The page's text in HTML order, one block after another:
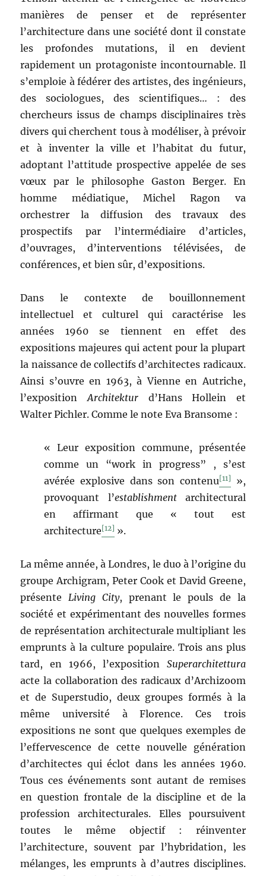
manières de penser et de représenter
l’architecture dans une société dont il constate
les profondes mutations, il en devient
rapidement un protagoniste incontournable. Il
s’emploie à fédérer des artistes, des ingénieurs,
des sociologues, des scientifiques… : des
chercheurs issus de champs disciplinaires très
divers qui cherchent tous à modéliser, à prévoir
et à inventer la ville et l’habitat du futur,
adoptant l’attitude prospective appelée de ses
vœux par le philosophe Gaston Berger. En
homme médiatique, Michel Ragon va
orchestrer la diffusion des travaux des
prospectifs par l’intermédiaire d’articles,
d’ouvrages, d’interventions télévisées, de
conférences, et bien sûr, d’expositions.
Dans le contexte de bouillonnement
intellectuel et culturel qui caractérise les
années 1960 se tiennent en effet des
expositions majeures qui actent pour la plupart
la naissance de collectifs d’architectes radicaux.
Ainsi s’ouvre en 1963, à Vienne en Autriche,
l’expositionArchitekturd’Hans Hollein et
Walter Pichler. Comme le note Eva Bransome :
« Leur exposition commune, présentée
comme un “work in progress” , s’est
avérée explosive dans son contenu[11]
»,
provoquant l’establishmentarchitectural
en affirmant que « tout est
architecture[12] ».
La même année, à Londres, le duo à l’origine du
groupe Archigram, Peter Cook et David Greene,
présenteLiving City, prenant le pouls de la
société et expérimentant des nouvelles formes
de représentation architecturale multipliant les
emprunts à la culture populaire. Trois ans plus
tard, en 1966, l’exposition Superarchitettura
acte la collaboration des radicaux d’Archizoom
et de Superstudio, deux groupes formés à la
même université à Florence. Ces trois
expositions ne sont que quelques exemples de
l’effervescence de cette nouvelle génération
d’architectes qui éclot dans les années 1960.
Tous ces événements sont autant de remises
en question frontale de la discipline et de la
profession architecturales. Elles poursuivent
toutes le même objectif : réinventer
l’architecture, souvent par l’hybridation, les
mélanges, les emprunts à d’autres disciplines.